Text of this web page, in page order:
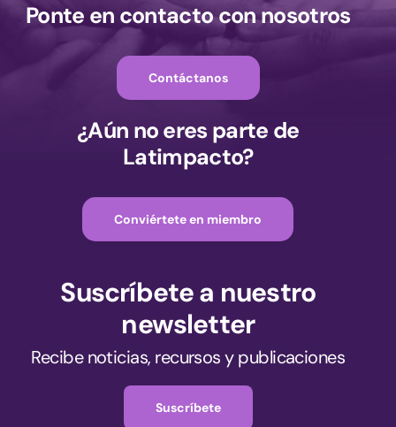
Ponte en contacto con nosotros
Contáctanos
¿Aún no eres parte de
Latimpacto?
Conviértete en miembro
Suscríbete a nuestro
newsletter
Recibe noticias, recursos y publicaciones
Suscríbete